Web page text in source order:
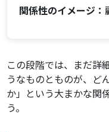
関係性のイメージ：
この段階では、まだ詳
うなものとものが、ど
か」という大まかな関
う。